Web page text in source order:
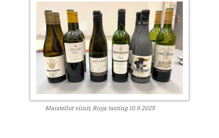
Maistellut viinit, Rioja tasting 10.9.2025